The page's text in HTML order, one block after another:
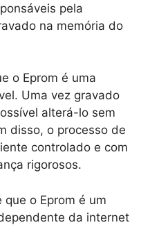
pela
na memória do
o Eprom é uma
Uma vez gravado
alterá-lo sem
disso, o processo de
controlado e com
rigorosos.
o Eprom é um
da internet